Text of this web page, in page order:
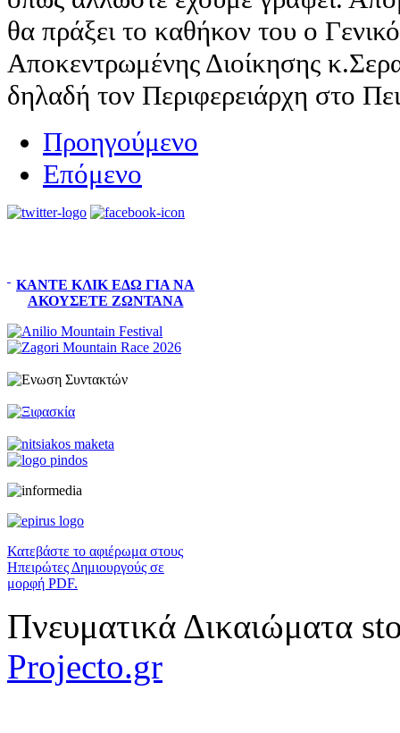
θα πράξει το καθήκον του ο
Αποκεντρωμένης Διοίκησης
δηλαδή τον Περιφερειάρχη στο
Προηγούμενο
Επόμενο
ΚΆΝΤΕ ΚΛΙΚ ΕΔΏ ΓΙΑ ΝΑ
ΑΚΟΎΣΕΤΕ ΖΩΝΤΑΝΆ
Κατεβάστε το αφιέρωμα στους
Ηπειρώτες Δημιουργούς σε
μορφή PDF.
Πνευματικά Δικαιώματα
Projecto.gr